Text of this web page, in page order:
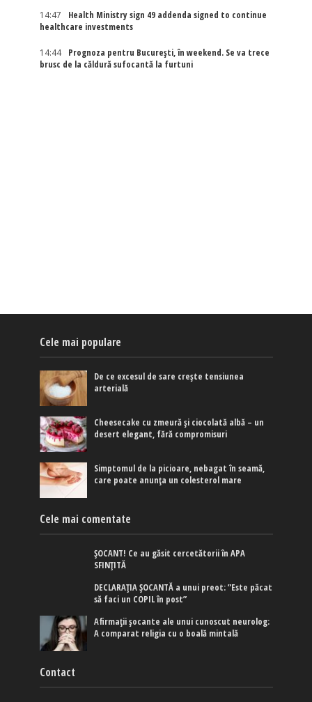
14:47
Health Ministry sign 49 addenda signed to continue
healthcare investments
14:44
Prognoza pentru București, în weekend. Se va trece
brusc de la căldură sufocantă la furtuni
Cele mai populare
De ce excesul de sare crește tensiunea
arterială
Cheesecake cu zmeură și ciocolată albă – un
desert elegant, fără compromisuri
Simptomul de la picioare, nebagat în seamă,
care poate anunța un colesterol mare
Cele mai comentate
ȘOCANT! Ce au găsit cercetătorii în APA
SFINȚITĂ
DECLARAȚIA ȘOCANTĂ a unui preot: ”Este păcat
să faci un COPIL în post”
Afirmaţii şocante ale unui cunoscut neurolog:
A comparat religia cu o boală mintală
Contact